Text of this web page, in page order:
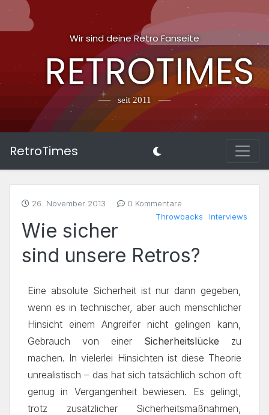
Wir sind deine Retro Fanseite
RETROTIMES
seit 2011
RetroTimes
26. November 2013
0 Kommentare
Throwbacks
Interviews
Wie sicher
sind unsere Retros?
Eine absolute Sicherheit ist nur dann gegeben,
wenn es in technischer, aber auch menschlicher
Hinsicht einem Angreifer nicht gelingen kann,
Gebrauch von einer Sicherheitslücke zu
machen. In vielerlei Hinsichten ist diese Theorie
unrealistisch – das hat sich tatsächlich schon oft
genug in Vergangenheit bewiesen. Es gelingt,
trotz zusätzlicher Sicherheitsmaßnahmen,